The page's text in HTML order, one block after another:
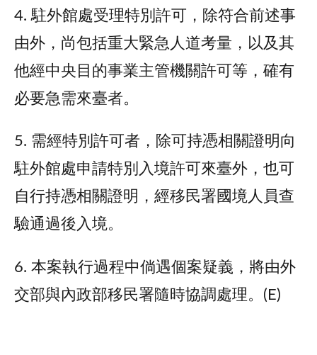
4. 駐外館處受理特別許可，除符合前述事
由外，尚包括重大緊急人道考量，以及其
他經中央目的事業主管機關許可等，確有
必要急需來臺者。
5. 需經特別許可者，除可持憑相關證明向
駐外館處申請特別入境許可來臺外，也可
自行持憑相關證明，經移民署國境人員查
驗通過後入境。
6. 本案執行過程中倘遇個案疑義，將由外
交部與內政部移民署隨時協調處理。(E)